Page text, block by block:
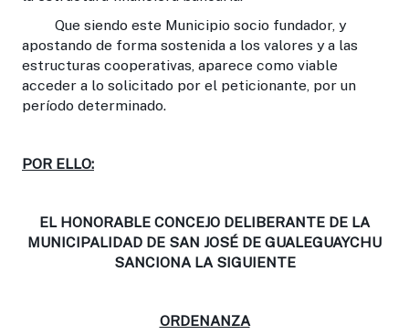
Que siendo este Municipio socio fundador, y
apostando de forma sostenida a los valores y a las
estructuras cooperativas, aparece como viable
acceder a lo solicitado por el peticionante, por un
período determinado.
POR ELLO:
EL HONORABLE CONCEJO DELIBERANTE DE LA
MUNICIPALIDAD DE SAN JOSÉ DE GUALEGUAYCHU
SANCIONA LA SIGUIENTE
ORDENANZA